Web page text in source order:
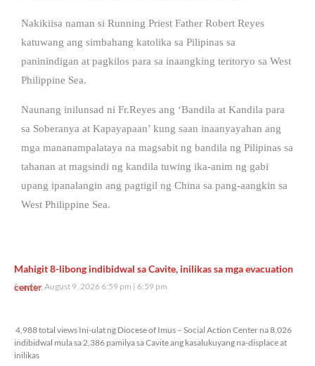
Nakikiisa naman si Running Priest Father Robert Reyes
katuwang ang simbahang katolika sa Pilipinas sa
paninindigan at pagkilos para sa inaangking teritoryo sa West
Philippine Sea.
Naunang inilunsad ni Fr.Reyes ang ‘Bandila at Kandila para
sa Soberanya at Kapayapaan’ kung saan inaanyayahan ang
mga mananampalataya na magsabit ng bandila ng Pilipinas sa
tahanan at magsindi ng kandila tuwing ika-anim ng gabi
upang ipanalangin ang pagtigil ng China sa pang-aangkin sa
West Philippine Sea.
Mahigit 8-libong indibidwal sa Cavite, inilikas sa mga evacuation
center
Sunday, August 9, 2026 6:59 pm 6:59 pm
4,988 total views Ini-ulat ng Diocese of Imus – Social Action Center na 8,026
indibidwal mula sa 2,386 pamilya sa Cavite ang kasalukuyang na-displace at
inilikas